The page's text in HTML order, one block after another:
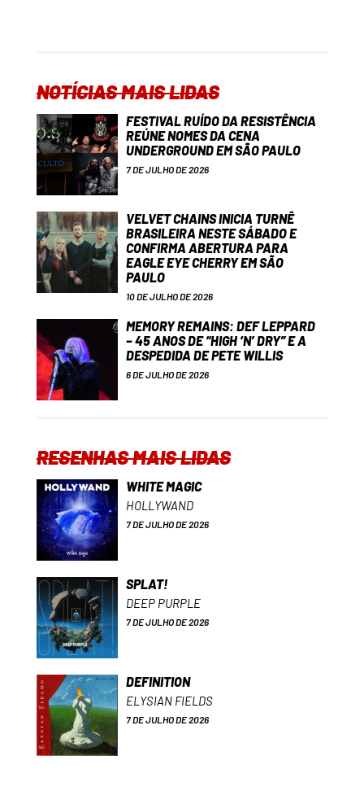
NOTÍCIAS MAIS LIDAS
FESTIVAL RUÍDO DA RESISTÊNCIA
REÚNE NOMES DA CENA
UNDERGROUND EM SÃO PAULO
7 DE JULHO DE 2026
VELVET CHAINS INICIA TURNÊ
BRASILEIRA NESTE SÁBADO E
CONFIRMA ABERTURA PARA
EAGLE EYE CHERRY EM SÃO
PAULO
10 DE JULHO DE 2026
MEMORY REMAINS: DEF LEPPARD
– 45 ANOS DE “HIGH ‘N’ DRY” E A
DESPEDIDA DE PETE WILLIS
6 DE JULHO DE 2026
RESENHAS MAIS LIDAS
WHITE MAGIC
HOLLYWAND
7 DE JULHO DE 2026
SPLAT!
DEEP PURPLE
7 DE JULHO DE 2026
DEFINITION
ELYSIAN FIELDS
7 DE JULHO DE 2026